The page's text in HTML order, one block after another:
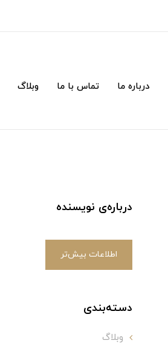
درباره ما تماس با ما وبلاگ
درباره‌ی نویسنده
اطلاعات بیش‌تر
دسته‌بندی
وبلاگ